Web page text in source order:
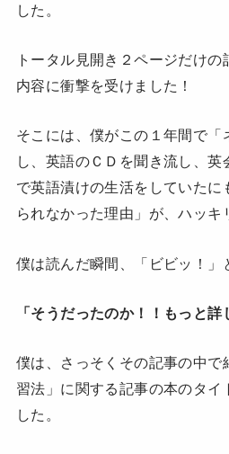
した。
トータル見開き２ページだけ
内容に衝撃を受けました！
そこには、僕がこの１年間で
し、英語のＣＤを聞き流し、英
で英語漬けの生活をしていたに
られなかった理由」が、ハッキ
僕は読んだ瞬間、「ビビッ！」
「そうだったのか！！もっと詳
僕は、さっそくその記事の中で
習法」に関する記事の本のタイ
した。